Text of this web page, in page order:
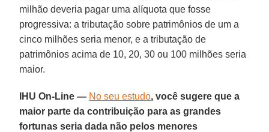
milhão deveria pagar uma alíquota que fosse
progressiva: a tributação sobre patrimônios de um a
cinco milhões seria menor, e a tributação de
patrimônios acima de 10, 20, 30 ou 100 milhões seria
maior.
IHU On-Line — No seu estudo, você sugere que a
maior parte da contribuição para as grandes
fortunas seria dada não pelos menores